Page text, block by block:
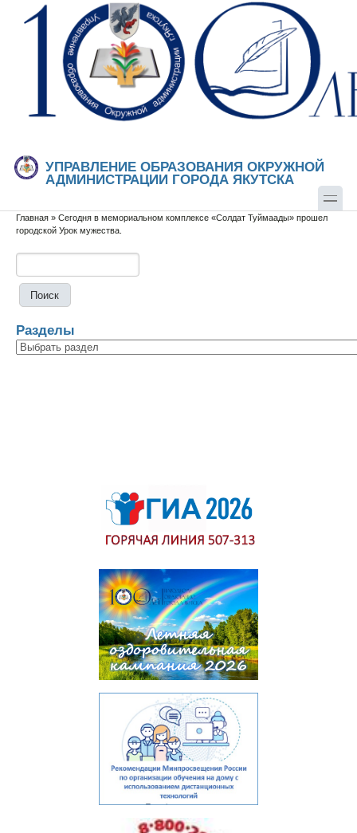
Перейти к основному содержанию
Skip to search
УПРАВЛЕНИЕ ОБРАЗОВАНИЯ ОКРУЖНОЙ
АДМИНИСТРАЦИИ ГОРОДА ЯКУТСКА
Вы здесь
Главная » Сегодня в мемориальном комплексе «Солдат Туймаады» прошел
городской Урок мужества.
Разделы